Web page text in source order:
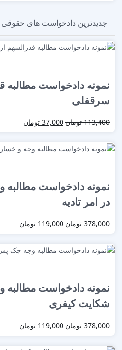
جدیدترین دادخواست های حقوقی
نمونه دادخواست مطالبه
سرقفلی
113,400 تومان 37,000 تومان
نمونه دادخواست مطالبه
در امر تادیه
378,000 تومان 119,000 تومان
نمونه دادخواست
شکایت کیفری
378,000 تومان 119,000 تومان